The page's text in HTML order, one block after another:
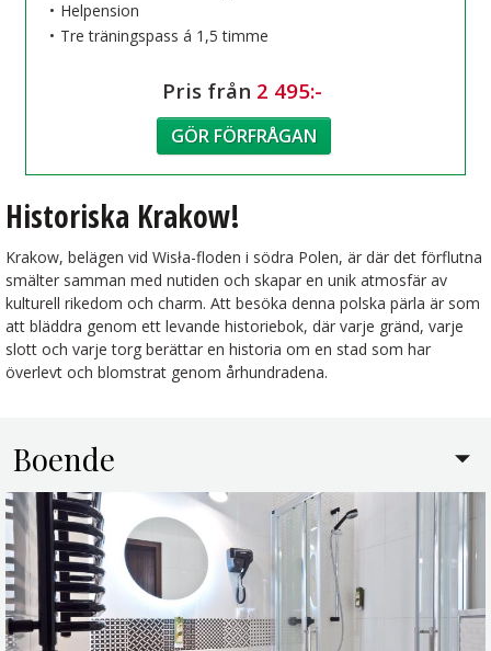
Helpension
Tre träningspass á 1,5 timme
Pris från 2 495:-
GÖR FÖRFRÅGAN
Historiska Krakow!
Krakow, belägen vid Wisła-floden i södra Polen, är där det förflutna
smälter samman med nutiden och skapar en unik atmosfär av
kulturell rikedom och charm. Att besöka denna polska pärla är som
att bläddra genom ett levande historiebok, där varje gränd, varje
slott och varje torg berättar en historia om en stad som har
överlevt och blomstrat genom århundradena.
Boende